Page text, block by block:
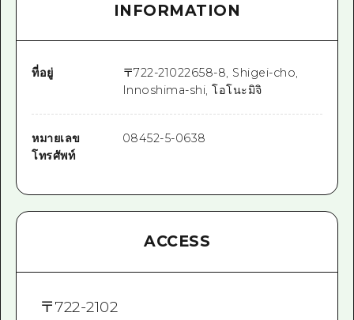
INFORMATION
ที่อยู่ 〒722-21022658-8, Shigei-cho,
Innoshima-shi, โอโนะมิจิ
หมายเลข
โทรศัพท์
08452-5-0638
ACCESS
〒722-2102